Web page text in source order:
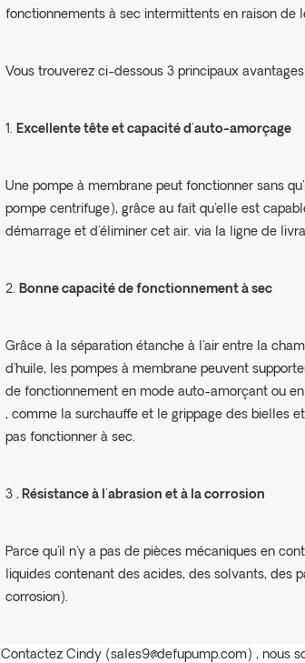
fonctionnements à sec intermittents en raison de
Vous trouverez ci-dessous 3 principaux
1.Excellente tête et capacité d'auto-amorçage
Une pompe à membrane peut fonctionner sans
pompe centrifuge), grâce au fait qu'elle est
démarrage et d'éliminer cet air. via la ligne de
2.Bonne capacité de fonctionnement à sec
Grâce à la séparation étanche à l'air entre la
d'huile, les pompes à membrane peuvent
de fonctionnement en mode auto-amorçant ou
, comme la surchauffe et le grippage des bielles
pas fonctionner à sec.
3. Résistance à l'abrasion et à la corrosion
Parce qu'il n'y a pas de pièces mécaniques en
liquides contenant des acides, des solvants, des
corrosion).
Contactez Cindy (sales9@defupump.com) , nous